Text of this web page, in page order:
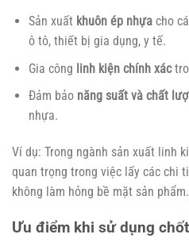
Sản xuất khuôn ép nhựacho
ô tô, thiết bị gia dụng, y tế.
Gia công linh kiện chính xác
Đảm bảo năng suất và chất
nhựa.
Ví dụ: Trong ngành sản xuất linh
quan trọng trong việc lấy các chi
không làm hỏng bề mặt sản phẩm.
Ưu điểm khi sử dụng